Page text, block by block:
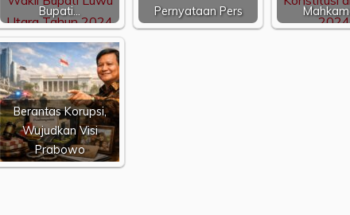
Bupati…
Pernyataan Pers
Berantas Korupsi,
Wujudkan Visi
Prabowo